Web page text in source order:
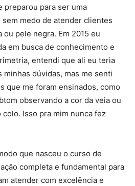
preparou para ser uma
medo de atender clientes
ou pele negra. Em 2015 eu
em busca de conhecimento e
entendi que ali eu teria
minhas dúvidas, mas me senti
que me foram ensinados, como
observando a cor da veia ou
Isso pra mim nunca fez
que nasceu o curso de
completa e fundamental para
atender com excelência e